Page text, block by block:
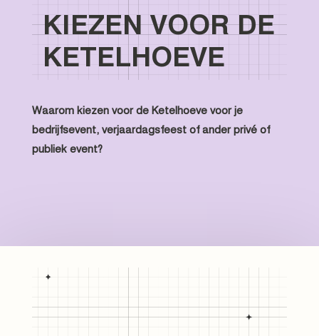
KIEZEN VOOR DE
KETELHOEVE
Waarom kiezen voor de Ketelhoeve voor je
bedrijfsevent, verjaardagsfeest of ander privé of
publiek event?